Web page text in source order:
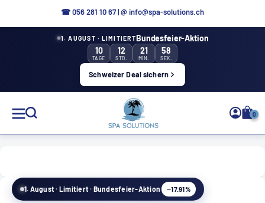
☎ 056 281 10 67|@ info@spa-solutions.ch
1. AUGUST · LIMITIERTBundesfeier-Aktion
10
TAGE
12
STD.
21
MIN.
57
SEK.
Schweizer Deal sichern
Solutions
de
0
1. August · Limitiert · Bundesfeier-Aktion −17.91%